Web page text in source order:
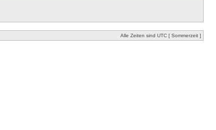
Alle Zeiten sind UTC [ Sommerzeit ]